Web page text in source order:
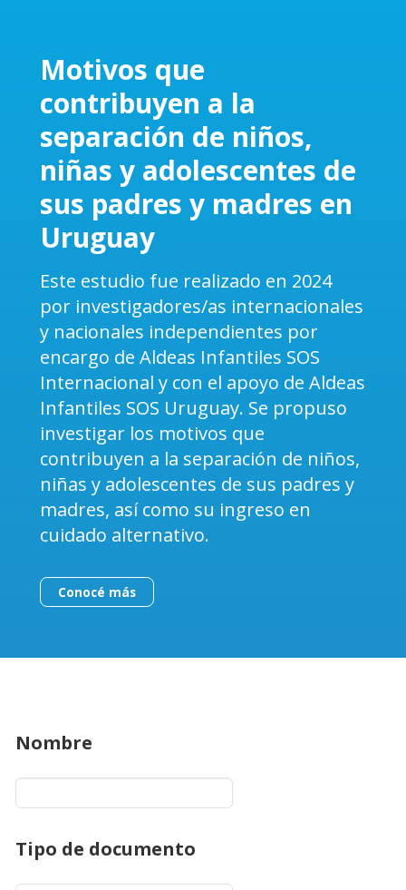
Motivos que
contribuyen a la
separación de niños,
niñas y adolescentes de
sus padres y madres en
Uruguay
Este estudio fue realizado en 2024
por investigadores/as internacionales
y nacionales independientes por
encargo de Aldeas Infantiles SOS
Internacional y con el apoyo de Aldeas
Infantiles SOS Uruguay. Se propuso
investigar los motivos que
contribuyen a la separación de niños,
niñas y adolescentes de sus padres y
madres, así como su ingreso en
cuidado alternativo.
Conocé más
Nombre
Tipo de documento